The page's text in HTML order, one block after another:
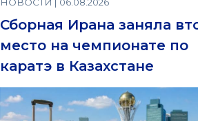
НОВОСТИ | 06.08.2026
Сборная Ирана заняла
место на чемпионате по
каратэ в Казахстане